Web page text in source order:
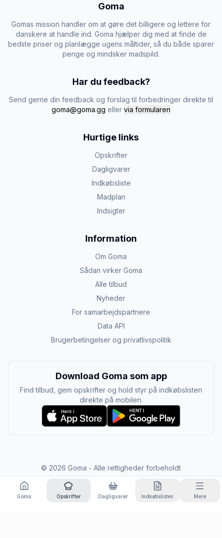
Goma
Gomas mission handler om at gøre det billigere og lettere for
danskere at handle ind. Goma hjælper dig med at finde de
bedste priser og planlægge ugens måltider, så du både sparer
penge og mindsker madspild.
Har du feedback?
Send gerne din feedback og forslag til forbedringer direkte til
goma@goma.gg eller via formularen
Hurtige links
Opskrifter
Dagligvarer
Indkøbsliste
Madplan
Indsigter
Information
Om Goma
Sådan virker Goma
Alle tilbud
Nyheder
For samarbejdspartnere
Data API
Brugerbetingelser og privatlivspolitik
Download Goma som app
Find tilbud, gem opskrifter og hold styr på indkøbslisten
direkte på mobilen.
© 2026 Goma - Alle rettigheder forbeholdt
Goma Opskrifter Dagligvarer Indkøbslisten Mere